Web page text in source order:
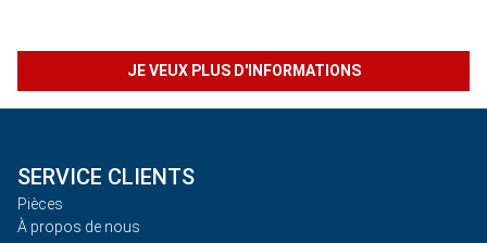
JE VEUX PLUS D'INFORMATIONS
SERVICE CLIENTS
Pièces
À propos de nous